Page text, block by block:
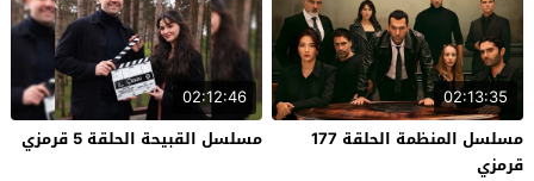
02:13:35
مسلسل المنظمة الحلقة 177
قرمزي
02:12:46
مسلسل القبيحة الحلقة 5 قرمزي